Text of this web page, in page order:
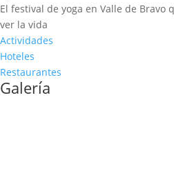
El festival de yoga en Valle de
ver la vida
Actividades
Hoteles
Restaurantes
Galería